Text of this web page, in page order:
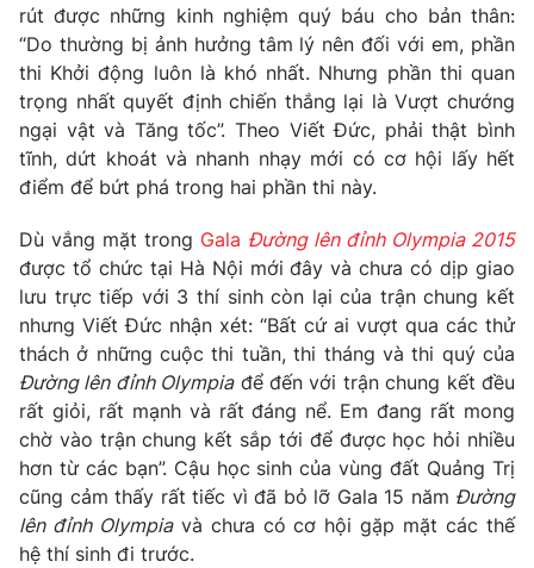
Emagazine Podcast
Photo Infographic
Video Shorts video
VTV Money VTV Thể thao
VTV Sức khoẻ Bất động sản
Thị trường 24h Tấm lòng Việt
VTV4 Vươn mình bằng AI
VTV9 VTV8
rút được những kinh nghiệm quý báu cho bản thân:
“Do thường bị ảnh hưởng tâm lý nên đối với em, phần
thi Khởi động luôn là khó nhất. Nhưng phần thi quan
trọng nhất quyết định chiến thắng lại là Vượt chướng
ngại vật và Tăng tốc”. Theo Viết Đức, phải thật bình
tĩnh, dứt khoát và nhanh nhạy mới có cơ hội lấy hết
điểm để bứt phá trong hai phần thi này.
Dù vắng mặt trong Gala Đường lên đỉnh Olympia 2015
được tổ chức tại Hà Nội mới đây và chưa có dịp giao
lưu trực tiếp với 3 thí sinh còn lại của trận chung kết
nhưng Viết Đức nhận xét: “Bất cứ ai vượt qua các thử
thách ở những cuộc thi tuần, thi tháng và thi quý của
Đường lên đỉnh Olympiađể đến với trận chung kết đều
rất giỏi, rất mạnh và rất đáng nể. Em đang rất mong
chờ vào trận chung kết sắp tới để được học hỏi nhiều
hơn từ các bạn”. Cậu học sinh của vùng đất Quảng Trị
cũng cảm thấy rất tiếc vì đã bỏ lỡ Gala 15 năm Đường
lên đỉnh Olympiavà chưa có cơ hội gặp mặt các thế
hệ thí sinh đi trước.